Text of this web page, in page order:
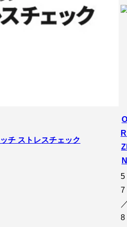
チ ストレスチェック
O
N
5
7
8